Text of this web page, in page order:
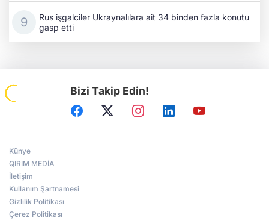
Rus işgalciler Ukraynalılara ait 34 binden fazla konutu
gasp etti
Bizi Takip Edin!
Künye
QIRIM MEDİA
İletişim
Kullanım Şartnamesi
Gizlilik Politikası
Çerez Politikası